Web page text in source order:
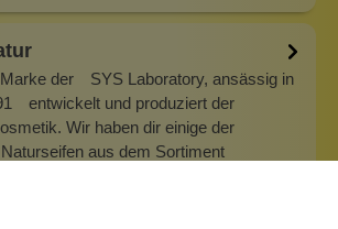
Marke der SYS Laboratory, ansässig in
entwickelt und produziert der
Wir haben dir einige der
aus dem Sortiment